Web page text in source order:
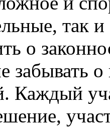
так
о
забывать
Каждый